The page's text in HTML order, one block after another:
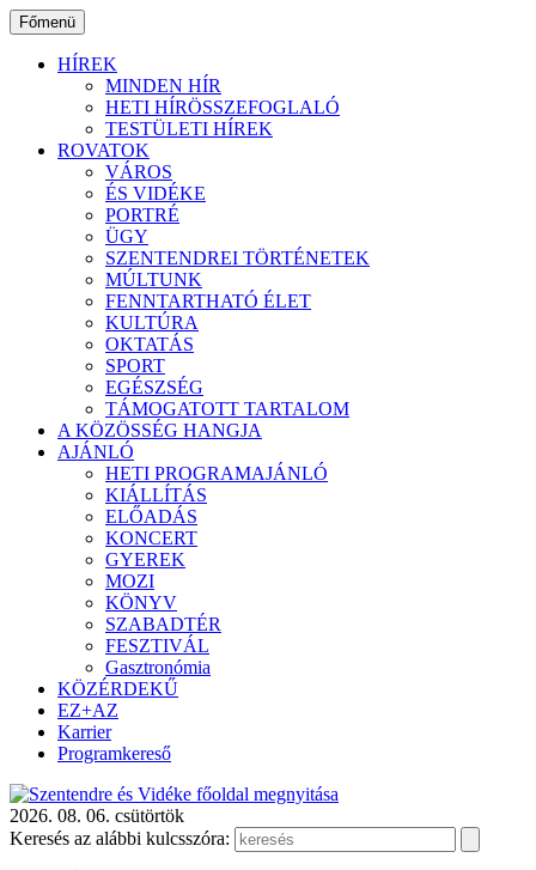
Ugrás
a
tartalomhoz
Főmenü
HÍREK
MINDEN HÍR
HETI HÍRÖSSZEFOGLALÓ
TESTÜLETI HÍREK
ROVATOK
VÁROS
ÉS VIDÉKE
PORTRÉ
ÜGY
SZENTENDREI TÖRTÉNETEK
MÚLTUNK
FENNTARTHATÓ ÉLET
KULTÚRA
OKTATÁS
SPORT
EGÉSZSÉG
TÁMOGATOTT TARTALOM
A KÖZÖSSÉG HANGJA
AJÁNLÓ
HETI PROGRAMAJÁNLÓ
KIÁLLÍTÁS
ELŐADÁS
KONCERT
GYEREK
MOZI
KÖNYV
SZABADTÉR
FESZTIVÁL
Gasztronómia
KÖZÉRDEKŰ
EZ+AZ
Karrier
Programkereső
2026. 08. 06. csütörtök
Keresés az alábbi kulcsszóra: